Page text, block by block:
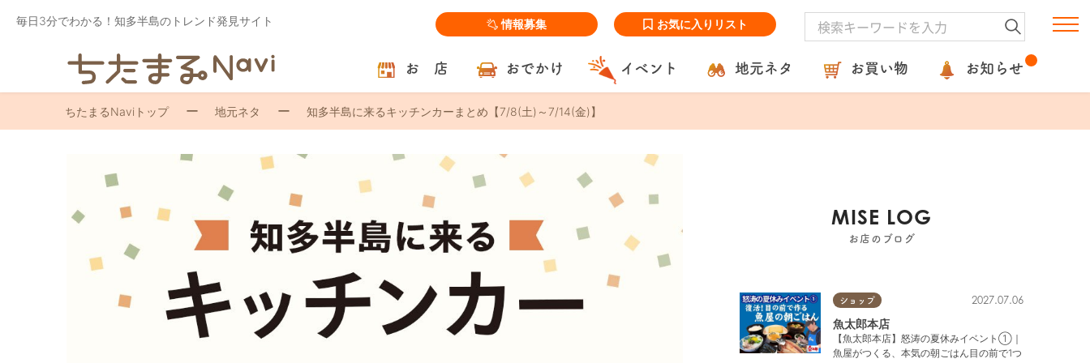
毎日3分でわかる！知多半島のトレンド発見サイト 情報募集 お気に入りリスト
お 店 おでかけ イベント 地元ネタ お買い物 お知らせ
ちたまるNaviトップ 地元ネタ 知多半島に来るキッチンカーまとめ【7/8(土)～7/14(金)】
MISE LOG
お店のブログ
ショップ 2027.07.06
魚太郎本店
【魚太郎本店】怒涛の夏休みイベント①｜
魚屋がつくる、本気の朝ごはん目の前で1つ